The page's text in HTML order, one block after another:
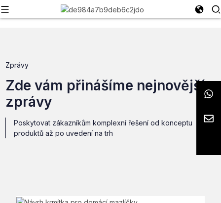
Zprávy
Zde vám přinášíme nejnovější
zprávy
Poskytovat zákazníkům komplexní řešení od konceptu
produktů až po uvedení na trh